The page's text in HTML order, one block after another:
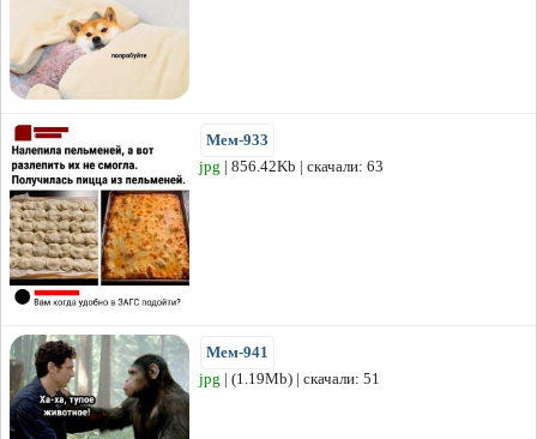
Мем-933
jpg | 856.42Kb | скачали: 63
Мем-941
jpg | (1.19Mb) | скачали: 51